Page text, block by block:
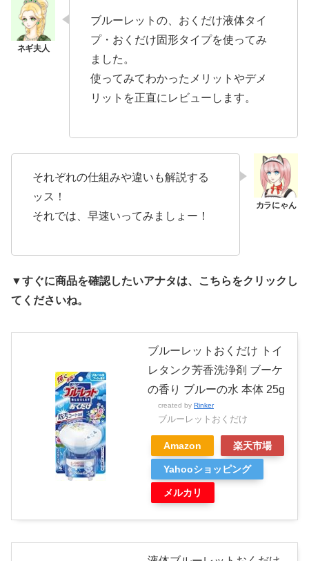
ブルーレットの、おくだけ液体タイ
プ・おくだけ固形タイプを使ってみ
ました。
使ってみてわかったメリットやデメ
リットを正直にレビューします。
それぞれの仕組みや違いも解説する
ッス！
それでは、早速いってみましょー！
▼すぐに商品を確認したいアナタは、こちらをクリックし
てくださいね。
ブルーレットおくだけ トイ
レタンク芳香洗浄剤 ブーケ
の香り ブルーの水 本体 25g
created by Rinker
ブルーレットおくだけ
Amazon 楽天市場
Yahooショッピング
メルカリ